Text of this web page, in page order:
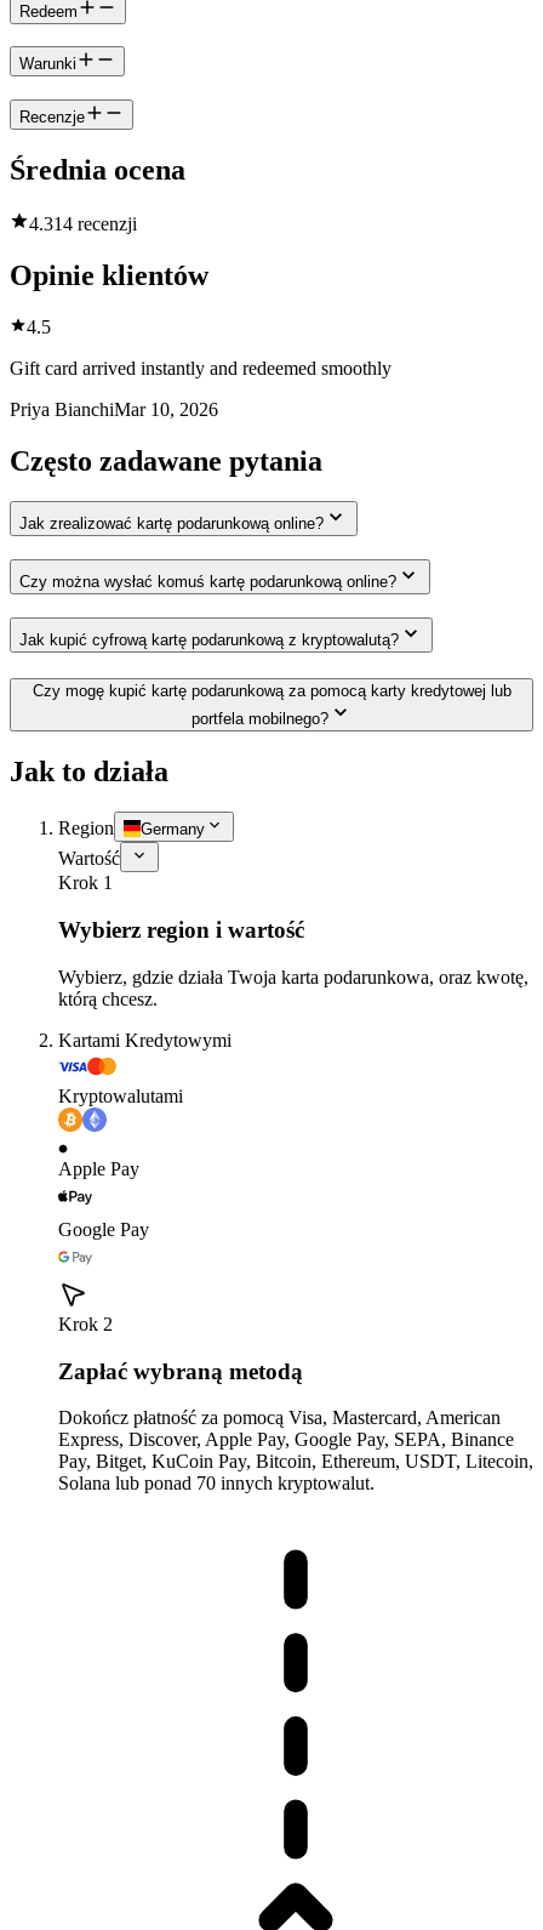
Redeem
Warunki
Recenzje
Średnia ocena
4.314 recenzji
Opinie klientów
4.5
Gift card arrived instantly and redeemed smoothly
Priya BianchiMar 10, 2026
Często zadawane pytania
Jak zrealizować kartę podarunkową online?
Czy można wysłać komuś kartę podarunkową online?
Jak kupić cyfrową kartę podarunkową z kryptowalutą?
Czy mogę kupić kartę podarunkową za pomocą karty kredytowej lub
portfela mobilnego?
Jak to działa
Region Germany
Wartość
Krok 1
Wybierz region i wartość
Wybierz, gdzie działa Twoja karta podarunkowa, oraz kwotę,
którą chcesz.
Kartami Kredytowymi
Kryptowalutami
Apple Pay
Google Pay
Krok 2
Zapłać wybraną metodą
Dokończ płatność za pomocą Visa, Mastercard, American
Express, Discover, Apple Pay, Google Pay, SEPA, Binance
Pay, Bitget, KuCoin Pay, Bitcoin, Ethereum, USDT, Litecoin,
Solana lub ponad 70 innych kryptowalut.